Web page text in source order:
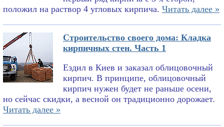
положил на раствор 4 угловых кирпича. Читать далее »
Строительство своего дома: Кладка
кирпичных стен. Часть 1
Ездил в Киев и заказал облицовочный
кирпич. В принципе, облицовочный
кирпич нужен будет не раньше осени,
но сейчас скидки, а весной он традиционно дорожает.
Читать далее »